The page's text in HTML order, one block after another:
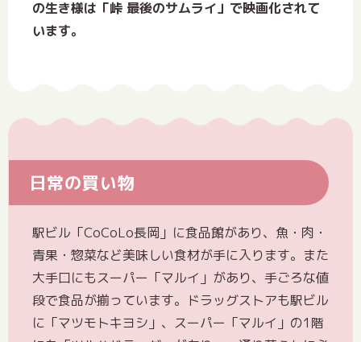
の生き様は「峠 最後のサムライ」で映画化されて
います。
日常の買い物
駅ビル「CoCoLo長岡」に食品館があり、魚・肉・
青果・惣菜など美味しい食材が手に入ります。また
大手口にもスーパー「マルイ」があり、手ごろな値
段で食品が揃っています。ドラッグストアも駅ビル
に「マツモトキヨシ」、スーパー「マルイ」の1階